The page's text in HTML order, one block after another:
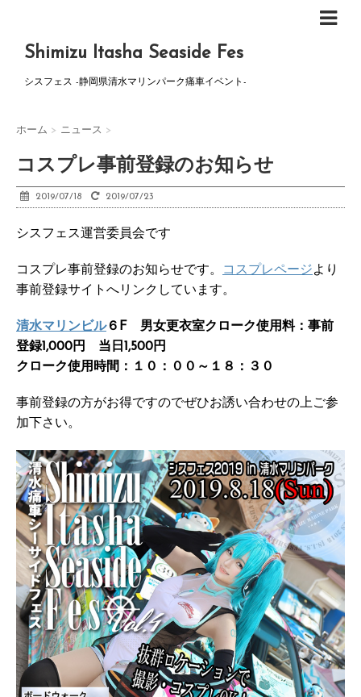
Shimizu Itasha Seaside Fes
シスフェス -静岡県清水マリンパーク痛車イベント-
ホーム > ニュース >
コスプレ事前登録のお知らせ
2019/07/18 2019/07/23
シスフェス運営委員会です
コスプレ事前登録のお知らせです。 コスプレページより
事前登録サイトへリンクしています。
清水マリンビル６F 男女更衣室クローク使用料：事前
登録1,000円 当日1,500円
クローク使用時間：１０：００～１８：３０
事前登録の方がお得ですのでぜひお誘い合わせの上ご参
加下さい。